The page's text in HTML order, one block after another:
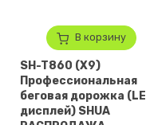
В корзину
SH-T860 (X9)
Профессиональная
беговая дорожка
дисплей) SHUA